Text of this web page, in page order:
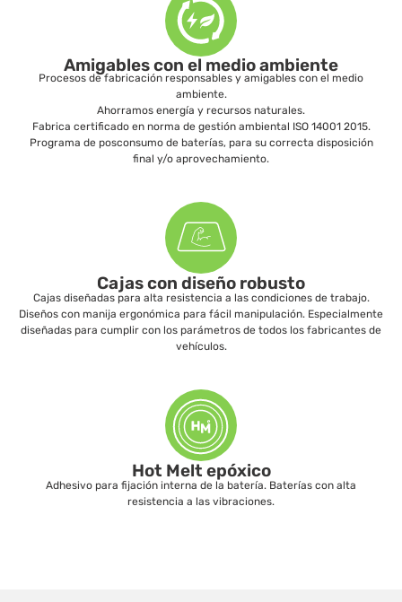
Amigables con el medio ambiente
Procesos de fabricación responsables y amigables con el medio
ambiente.
Ahorramos energía y recursos naturales.
Fabrica certificado en norma de gestión ambiental ISO 14001 2015.
Programa de posconsumo de baterías, para su correcta disposición
final y/o aprovechamiento.
Cajas con diseño robusto
Cajas diseñadas para alta resistencia a las condiciones de trabajo.
Diseños con manija ergonómica para fácil manipulación. Especialmente
diseñadas para cumplir con los parámetros de todos los fabricantes de
vehículos.
Hot Melt epóxico
Adhesivo para fijación interna de la batería. Baterías con alta
resistencia a las vibraciones.